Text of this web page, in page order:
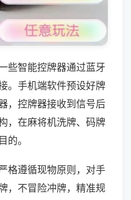
些智能控牌器通过蓝牙
。手机端软件预设好牌
，控牌器接收到信号后
，在麻将机洗牌、码牌
的。
格遵循现物原则，对手
，不冒险冲牌，精准规